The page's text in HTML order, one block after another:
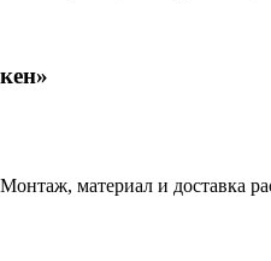
материал и доставка